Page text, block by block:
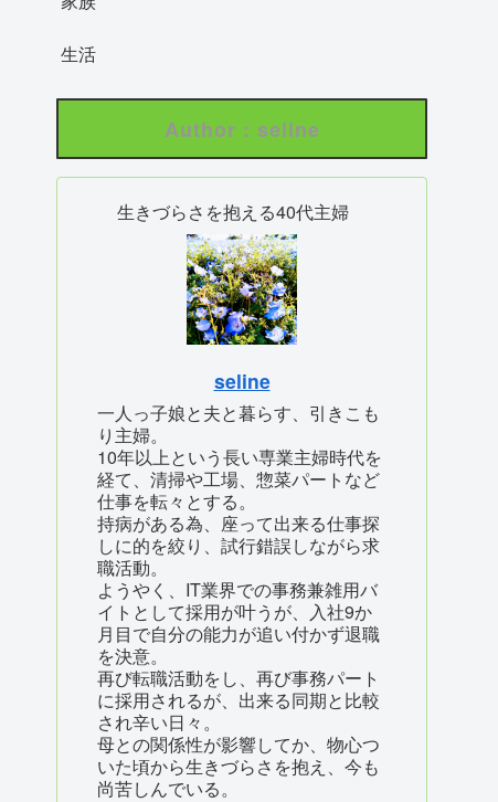
生活
Author : seline
生きづらさを抱える40代主婦
seline
一人っ子娘と夫と暮らす、引きこも
り主婦。
10年以上という長い専業主婦時代を
経て、清掃や工場、惣菜パートなど
仕事を転々とする。
持病がある為、座って出来る仕事探
しに的を絞り、試行錯誤しながら求
職活動。
ようやく、IT業界での事務兼雑用バ
イトとして採用が叶うが、入社9か
月目で自分の能力が追い付かず退職
を決意。
再び転職活動をし、再び事務パート
に採用されるが、出来る同期と比較
され辛い日々。
母との関係性が影響してか、物心つ
いた頃から生きづらさを抱え、今も
尚苦しんでいる。